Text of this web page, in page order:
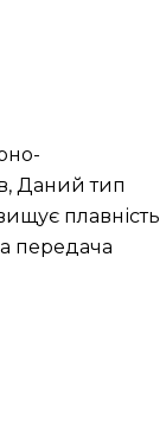
Даний тип
плавність
передача